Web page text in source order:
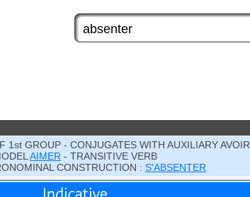
1st GROUP - CONJUGATES WITH AUXILIARY AVOIR
AIMER - TRANSITIVE VERB
CONSTRUCTION : S'ABSENTER